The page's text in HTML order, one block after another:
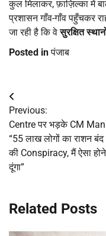
कुल मिलाकर, फ़ाज़िल्का में
प्रशासन गाँव-गाँव पहुँचकर
जा रही है कि वेसुरक्षित
Posted inपंजाब
Post
navigation
Previous:
Centre पर भड़के CM
“55 लाख लोगों का राशन
की Conspiracy, मैं ऐसा
दूंगा”
Related Posts